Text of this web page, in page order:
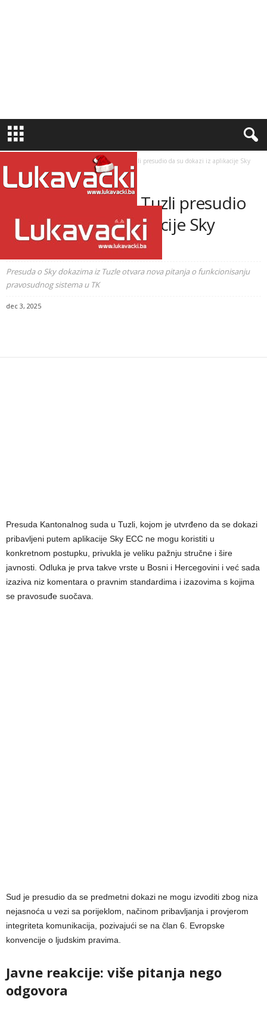
ZAMISLITE: Sud u Tuzli presudio da su dokazi iz aplikacije Sky
nezakoniti
REGIJA SLIDER
ZAMISLITE: Sud u Tuzli presudio
da su dokazi iz aplikacije Sky
nezakoniti
Presuda o Sky dokazima iz Tuzle otvara nova pitanja o funkcionisanju
pravosudnog sistema u TK
dec 3, 2025
Presuda Kantonalnog suda u Tuzli, kojom je utvrđeno da se dokazi
pribavljeni putem aplikacije Sky ECC ne mogu koristiti u
konkretnom postupku, privukla je veliku pažnju stručne i šire
javnosti. Odluka je prva takve vrste u Bosni i Hercegovini i već sada
izaziva niz komentara o pravnim standardima i izazovima s kojima
se pravosuđe suočava.
Sud je presudio da se predmetni dokazi ne mogu izvoditi zbog niza
nejasnoća u vezi sa porijeklom, načinom pribavljanja i provjerom
integriteta komunikacija, pozivajući se na član 6. Evropske
konvencije o ljudskim pravima.
Javne reakcije: više pitanja nego
odgovora